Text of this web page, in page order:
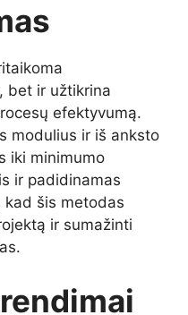
bet ir užtikrina
efektyvumą.
modulius ir iš anksto
iki minimumo
ir padidinamas
kad šis metodas
ir sumažinti